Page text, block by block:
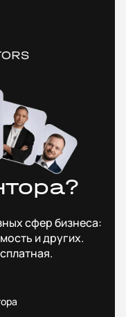
сфер бизнеса:
и других.